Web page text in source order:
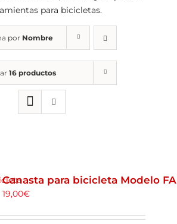
BLOG
para bicicletas.
por Nombre
16 productos
Canasta para bicicleta Modelo
19,00€